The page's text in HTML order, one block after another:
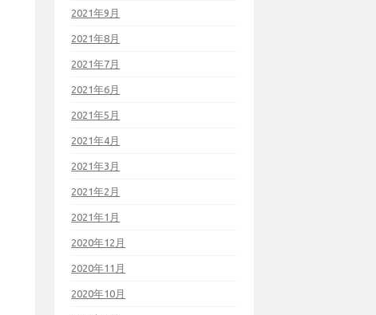
2021年9月
2021年8月
2021年7月
2021年6月
2021年5月
2021年4月
2021年3月
2021年2月
2021年1月
2020年12月
2020年11月
2020年10月